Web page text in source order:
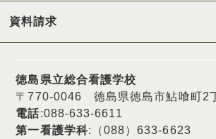
資料請求
徳島県立総合看護学校
〒770-0046 徳島県徳島市鮎喰町2
電話:088-633-6611
第一看護学科:（088）633-6623